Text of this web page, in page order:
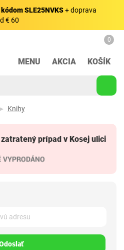
kódom SLE25NVKS+ doprava
€ 60
MENU AKCIA
0
KOŠÍK
Knihy
zatratený prípad v Kosej ulici